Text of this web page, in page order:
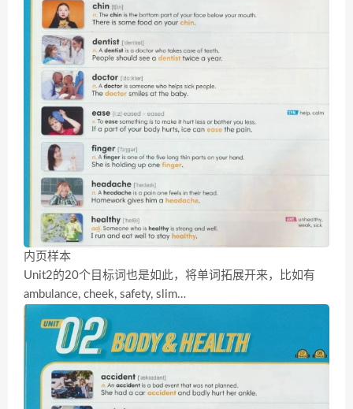
内页样本
Unit2的20个目标词也是如此，将单词拓展开来，比如有
ambulance, cheek, safety, slim…